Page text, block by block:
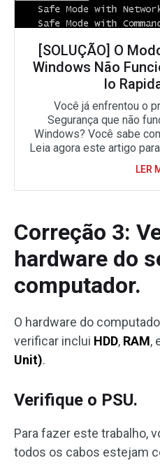
[SOLUÇÃO] O
Windows Não
lo
Você já enfrentou o
Segurança que não
Windows? Você sabe
Leia agora este artigo
LER
Correção 3:
hardware do
computador.
O hardware do
verificar inclui HDD, RAM,
Unit).
Verifique o PSU.
Para fazer este trabalho,
todos os cabos estejam